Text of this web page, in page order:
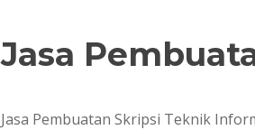
Jasa
Jasa Pembuatan Skripsi Teknik